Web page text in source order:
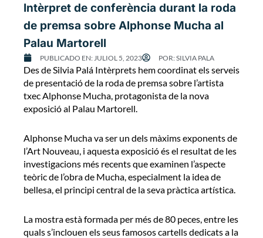
Intèrpret de conferència durant la roda
de premsa sobre Alphonse Mucha al
Palau Martorell
PUBLICADO EN: JULIOL 5, 2023 POR:SILVIA PALA
Des de Silvia Palá Intèrprets hem coordinat els serveis
de presentació de la roda de premsa sobre l’artista
txec Alphonse Mucha, protagonista de la nova
exposició al Palau Martorell.
Alphonse Mucha va ser un dels màxims exponents de
l’Art Nouveau, i aquesta exposició és el resultat de les
investigacions més recents que examinen l’aspecte
teòric de l’obra de Mucha, especialment la idea de
bellesa, el principi central de la seva pràctica artística.
La mostra està formada per més de 80 peces, entre les
quals s’inclouen els seus famosos cartells dedicats a la